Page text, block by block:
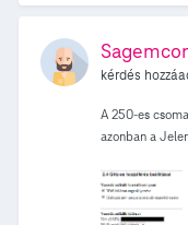
mégsem.
hát miért
kérdés
A 250-es
azonban a